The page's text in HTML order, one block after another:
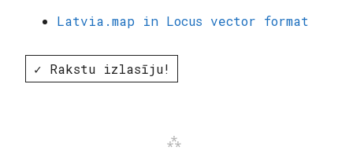
Latvia.map in Locus vector format
✓ Rakstu izlasīju!